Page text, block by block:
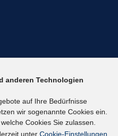
anderen Technologien
auf Ihre Bedürfnisse
wir sogenannte Cookies ein.
Cookies Sie zulassen.
unter Cookie-Einstellungen